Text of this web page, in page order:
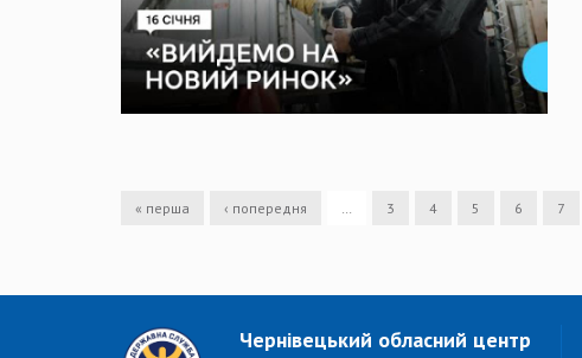
« перша ‹ попередня 3 4 5 6 7
Чернівецький обласний центр